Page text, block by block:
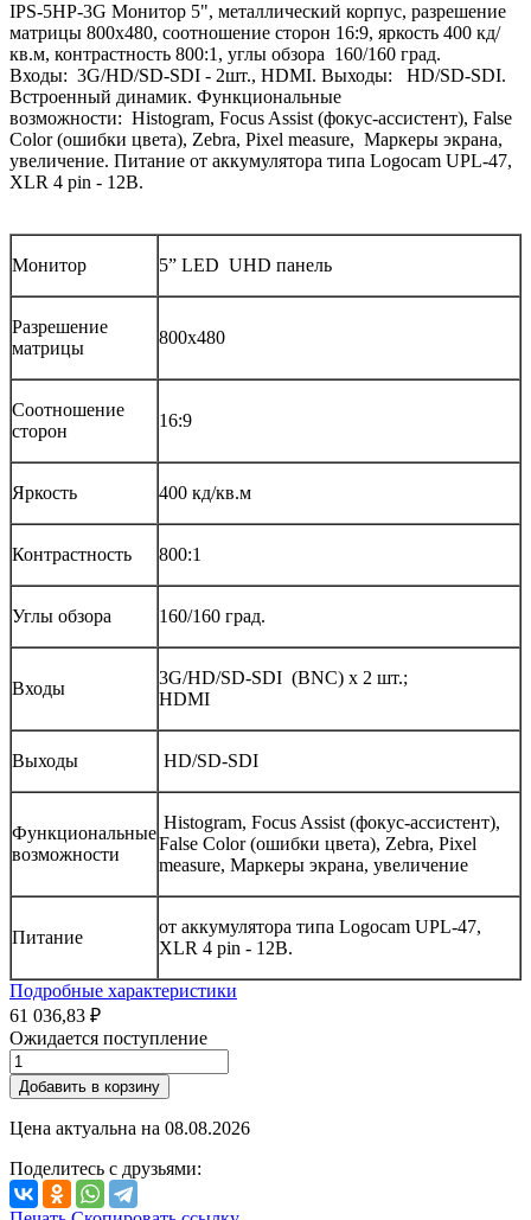
IPS-5HP-3G Монитор 5", металлический корпус, разрешение
матрицы 800х480, соотношение сторон 16:9, яркость 400 кд/
кв.м, контрастность 800:1, углы обзора 160/160 град.
Входы: 3G/HD/SD-SDI - 2шт., HDMI. Выходы: HD/SD-SDI.
Встроенный динамик. Функциональные
возможности: Histogram, Focus Assist (фокус-ассистент), False
Color (ошибки цвета), Zebra, Pixel measure, Маркеры экрана,
увеличение. Питание от аккумулятора типа Logocam UPL-47,
XLR 4 pin - 12В.
Монитор 5” LED UHD панель
Разрешение
матрицы
800х480
Соотношение
сторон
16:9
Яркость 400 кд/кв.м
Контрастность 800:1
Углы обзора 160/160 град.
Входы
3G/HD/SD-SDI (BNC) х 2 шт.;
HDMI
Выходы HD/SD-SDI
Функциональные
возможности
Histogram, Focus Assist (фокус-ассистент),
False Color (ошибки цвета), Zebra, Pixel
measure, Маркеры экрана, увеличение
Питание
от аккумулятора типа Logocam UPL-47,
XLR 4 pin - 12В.
Подробные характеристики
61 036,83 ₽
Ожидается поступление
Добавить в корзину
Цена актуальна на 08.08.2026
Поделитесь с друзьями: